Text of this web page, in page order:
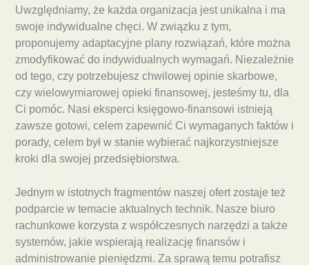
Uwzględniamy, że każda organizacja jest unikalna i ma
swoje indywidualne chęci. W związku z tym,
proponujemy adaptacyjne plany rozwiązań, które można
zmodyfikować do indywidualnych wymagań. Niezależnie
od tego, czy potrzebujesz chwilowej opinie skarbowe,
czy wielowymiarowej opieki finansowej, jesteśmy tu, dla
Ci pomóc. Nasi eksperci księgowo-finansowi istnieją
zawsze gotowi, celem zapewnić Ci wymaganych faktów i
porady, celem był w stanie wybierać najkorzystniejsze
kroki dla swojej przedsiębiorstwa.
Jednym w istotnych fragmentów naszej ofert zostaje też
podparcie w temacie aktualnych technik. Nasze biuro
rachunkowe korzysta z współczesnych narzędzi a także
systemów, jakie wspierają realizację finansów i
administrowanie pieniędzmi. Za sprawą temu potrafisz